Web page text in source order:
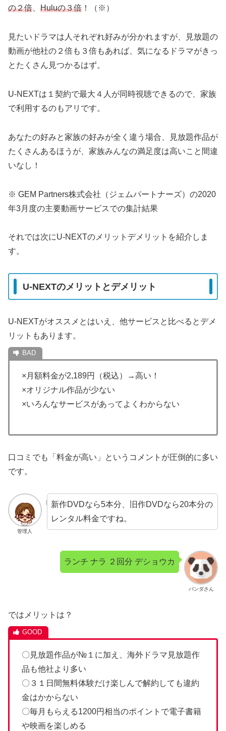
の２倍
Huluの３倍 ！（※）
見たいドラマは人それぞれ好みが分かれますが、見放題の
動画が他社の２倍も３倍もあれば、気になるドラマがきっ
とたくさん見つかるはず。
U-NEXTは１契約で最大４人が同時視聴できるので、家族
で利用するのもアリです。
あなたの好みと家族の好みが全く違う場合、見放題作品が
たくさんあるほうが、家族みんなの満足度は高いこと間違
いなし！
※ GEM Partners株式会社（ジェムパートナーズ）の2020
年3月度の主要動画サービスでの集計結果
それでは次にU-NEXTのメリットデメリットを紹介しま
す。
U-NEXTのメリットとデメリット
U-NEXTがオススメとはいえ、他サービスと比べるとデメ
リットもあります。
×月額料金が2,189円（税込）→高い！
×オリジナル作品が少ない
×いろんなサービスがあってよくわからない
口コミでも「料金が高い」というコメントが圧倒的に多い
です。
管理人
新作DVDなら5本分、旧作DVDなら20本分の
レンタル料金ですね。
パンダさん
ランチ ナラ ２回分 デショウカ
ではメリットは？
〇見放題作品が№１に加え、海外ドラマ見放題作
品も他社より多い
〇３１日間無料体験だけ楽しんで解約しても違約
金はかからない
〇毎月もらえる1200円相当のポイントで電子書籍
や映画を楽しめる